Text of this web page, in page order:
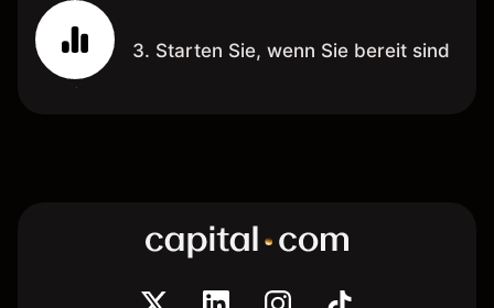
3. Starten Sie, wenn Sie bereit sind